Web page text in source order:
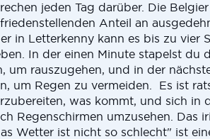
jeden Tag darüber. Die
Anteil an
in Letterkenny kann es bis zu vier
In der einen Minute stapelst du
um rauszugehen, und in der
um Regen zu vermeiden. Es ist
was kommt, und sich in
Regenschirmen umzusehen. Das
Wetter ist nicht so schlecht" ist